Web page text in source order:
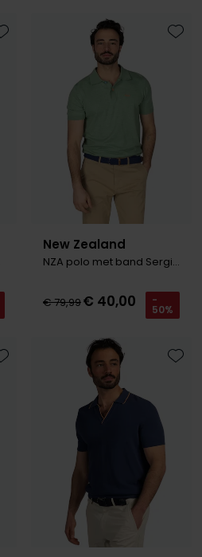
Toevoegen aan favorieten
New Zealand
NZA polo met band Sergio groen
€ 79,99€ 40,00 -
50%
Toevoegen aan favorieten